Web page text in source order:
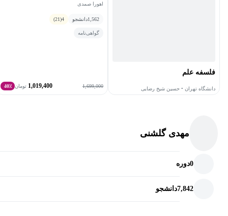
فلسفه علم
دانشگاه تهران • حسین شیخ رضایی
اهورا صمدی
1,562دانشجو 4
(21)
گواهی‌نامه
1,699,000
1,019,400 تومان 40٪
مهدی گلشنی
0دوره
7,842دانشجو